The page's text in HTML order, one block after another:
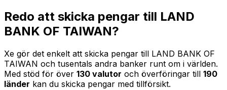
Redo att skicka pengar till LAND
BANK OF TAIWAN?
Xe gör det enkelt att skicka pengar till LAND BANK OF
TAIWAN och tusentals andra banker runt om i världen.
Med stöd för över 130 valutor och överföringar till 190
länder kan du skicka pengar med tillförsikt.